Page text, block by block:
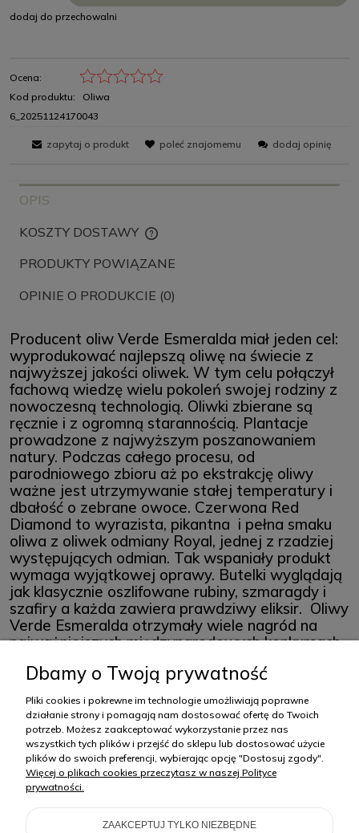
dodaj do przechowalni
Ocena:
Kod produktu:
Oliwa
6_20251124170043
zapytaj o produkt poleć znajomemu dodaj opinię
OPIS
KOSZTY DOSTAWY
CENA NIE ZAWIERA EWENTUALNYCH KOSZTÓW PŁATNOŚCI
PRODUKTY POWIĄZANE
OPINIE O PRODUKCIE (0)
Producent oliw Verde Esmeralda miał jeden cel:
wyprodukować najlepszą oliwę na świecie z
najwyższej jakości oliwek. W tym celu połączył
fachową wiedzę wielu pokoleń swojej rodziny z
nowoczesną technologią. Oliwki zbierane są
ręcznie i z ogromną starannością. Plantacje
prowadzone z najwyższym poszanowaniem
natury. Podczas całego procesu, od
parodniowego zbioru aż po ekstrakcję oliwy
ważne jest utrzymywanie stałej temperatury i
dbałość o zebrane owoce. Czerwona Red
Diamond to wyrazista, pikantna i pełna smaku
oliwa z oliwek odmiany Royal, jednej z rzadziej
występujących odmian. Tak wspaniały produkt
wymaga wyjątkowej oprawy. Butelki wyglądają
jak klasycznie oszlifowane rubiny, szmaragdy i
szafiry a każda zawiera prawdziwy eliksir. Oliwy
Verde Esmeralda otrzymały wiele nagród na
najważniejszych międzynarodowych konkursach.
Są niezwykłe.
Pojemność 0,5 l.
Wartości odżywcze w 100ml. 3481KJ/846,9Kcal, tłuszcze 94,1 g, w tym
nasycone 13,8g, jednonienasycone 69,4g, wielonasycone 10,9g., błonnik
0g, białko 0g, sól 0g, cholesterol 0g.
Dbamy o Twoją prywatność
Pliki cookies i pokrewne im technologie umożliwiają poprawne
działanie strony i pomagają nam dostosować ofertę do Twoich
potrzeb. Możesz zaakceptować wykorzystanie przez nas
wszystkich tych plików i przejść do sklepu lub dostosować użycie
plików do swoich preferencji, wybierając opcję "Dostosuj zgody".
Więcej o plikach cookies przeczytasz w naszej Polityce
prywatności.
ZAAKCEPTUJ TYLKO NIEZBĘDNE